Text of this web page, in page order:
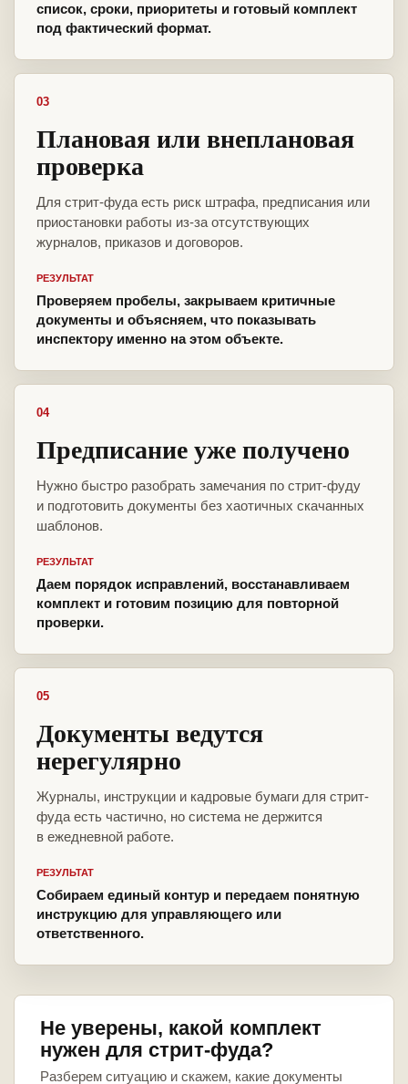
список, сроки, приоритеты и готовый комплект
под фактический формат.
03
Плановая или внеплановая
проверка
Для стрит-фуда есть риск штрафа, предписания или
приостановки работы из-за отсутствующих
журналов, приказов и договоров.
РЕЗУЛЬТАТ
Проверяем пробелы, закрываем критичные
документы и объясняем, что показывать
инспектору именно на этом объекте.
04
Предписание уже получено
Нужно быстро разобрать замечания по стрит-фуду
и подготовить документы без хаотичных скачанных
шаблонов.
РЕЗУЛЬТАТ
Даем порядок исправлений, восстанавливаем
комплект и готовим позицию для повторной
проверки.
05
Документы ведутся
нерегулярно
Журналы, инструкции и кадровые бумаги для стрит-
фуда есть частично, но система не держится
в ежедневной работе.
РЕЗУЛЬТАТ
Собираем единый контур и передаем понятную
инструкцию для управляющего или
ответственного.
Не уверены, какой комплект
нужен для стрит-фуда?
Разберем ситуацию и скажем, какие документы